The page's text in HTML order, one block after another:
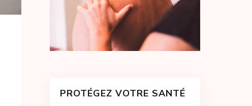
PROTÉGEZ VOTRE SANTÉ